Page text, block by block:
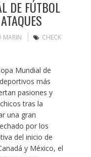
DE FÚTBOL
MARIN
CHECK
Mundial de
más
pasiones y
tras la
una gran
por los
del inicio de
y México, el